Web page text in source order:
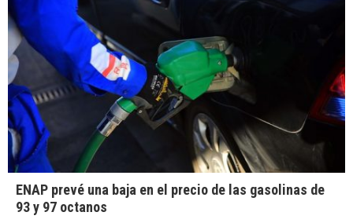
ENAP prevé una baja en el precio de las gasolinas de
93 y 97 octanos